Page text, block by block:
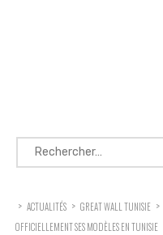
Rechercher :
> ACTUALITÉS > GREAT WALL TUNISIE >
OFFICIELLEMENT SES MODÈLES EN TUNISIE